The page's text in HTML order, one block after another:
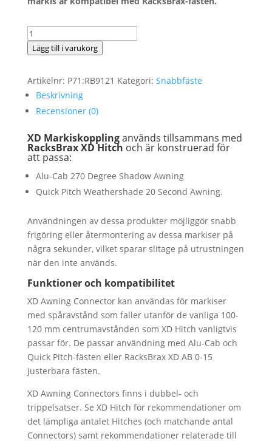
RacksBrax
XD
9121
Trippel
mängd
Lägg till i varukorg
Artikelnr: P71:RB9121 Kategori: Snabbfäste
Beskrivning
Recensioner (0)
XD Markiskopplinganvänds tillsammans med
RacksBrax XD Hitch och är konstruerad för
att passa:
Alu-Cab 270 Degree Shadow Awning
Quick Pitch Weathershade 20 Second Awning.
Användningen av dessa produkter möjliggör snabb
frigöring eller återmontering av dessa markiser på
några sekunder, vilket sparar slitage på utrustningen
när den inte används.
Funktioner och kompatibilitet
XD Awning Connector kan användas för markiser
med spåravstånd som faller utanför de vanliga 100-
120 mm centrumavstånden som XD Hitch vanligtvis
passar för. De passar användning med Alu-Cab och
Quick Pitch-fästen eller RacksBrax XD AB 0-15
justerbara fästen.
XD Awning Connectors finns i dubbel- och
trippelsatser. Se XD Hitch för rekommendationer om
det lämpliga antalet Hitches (och matchande antal
Connectors) samt rekommendationer relaterade till